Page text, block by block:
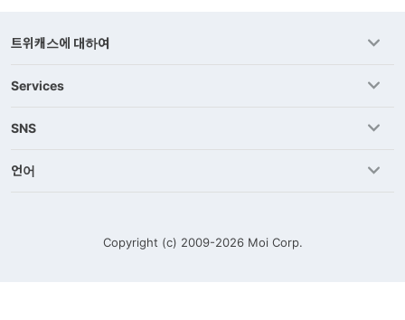
트위캐스에 대하여
Services
SNS
언어
Copyright (c) 2009-2026 Moi Corp.